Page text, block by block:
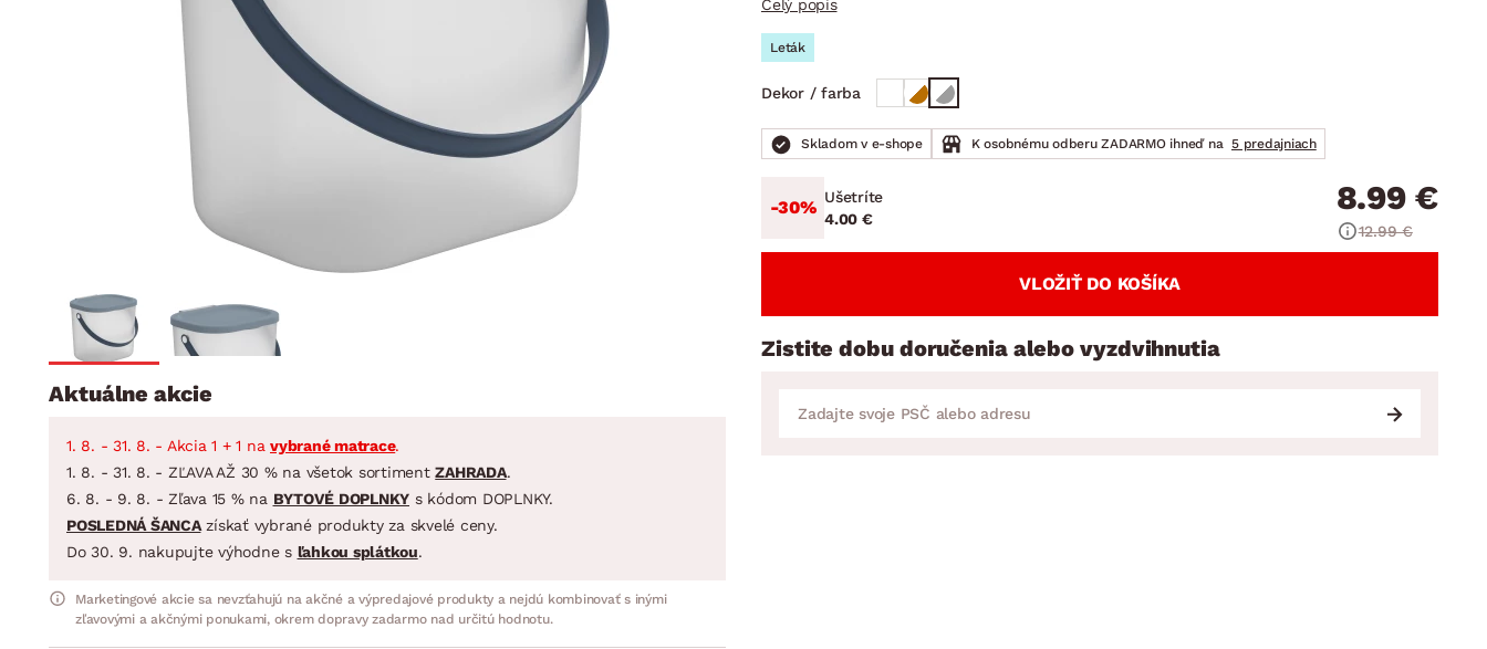
Detská izba
Predsieň, šatník a chodba
Kuchyňa
Kúpeľňa
Záhrada
Príbory
Hrnce
DOMÁCE SPOTREBIČE
Záhradné zostavy
Celý popis
Leták
Dekor / farba
Skladom v e-shope K osobnému odberu ZADARMO ihneď na 5 predajniach
-30% Ušetríte
4.00 €
8.99 €
12.99 €
VLOŽIŤ DO KOŠÍKA
Zistite dobu doručenia alebo vyzdvihnutia
Aktuálne akcie
1. 8. - 31. 8. - Akcia 1 + 1 na vybrané matrace.
1. 8. - 31. 8. - ZĽAVA AŽ 30 % na všetok sortimentZAHRADA.
6. 8. - 9. 8. - Zľava 15 % na BYTOVÉ DOPLNKY s kódom DOPLNKY.
POSLEDNÁ ŠANCAzískať vybrané produkty za skvelé ceny.
Do 30. 9. nakupujte výhodne s ľahkou splátkou.
Marketingové akcie sa nevzťahujú na akčné a výpredajové produkty a nejdú kombinovať s inými
zľavovými a akčnými ponukami, okrem dopravy zadarmo nad určitú hodnotu.